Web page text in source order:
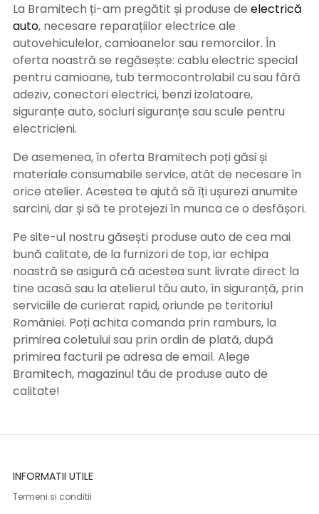
La Bramitech ți-am pregătit și produse de electrică
auto, necesare reparațiilor electrice ale
autovehiculelor, camioanelor sau remorcilor. În
oferta noastră se regăsește: cablu electric special
pentru camioane, tub termocontrolabil cu sau fără
adeziv, conectori electrici, benzi izolatoare,
siguranțe auto, socluri siguranțe sau scule pentru
electricieni.
De asemenea, în oferta Bramitech poți găsi și
materiale consumabile service, atât de necesare în
orice atelier. Acestea te ajută să îți ușurezi anumite
sarcini, dar și să te protejezi în munca ce o desfășori.
Pe site-ul nostru găsești produse auto de cea mai
bună calitate, de la furnizori de top, iar echipa
noastră se asigură că acestea sunt livrate direct la
tine acasă sau la atelierul tău auto, în siguranță, prin
serviciile de curierat rapid, oriunde pe teritoriul
României. Poți achita comanda prin ramburs, la
primirea coletului sau prin ordin de plată, după
primirea facturii pe adresa de email. Alege
Bramitech, magazinul tău de produse auto de
calitate!
INFORMATII UTILE
Termeni si conditii